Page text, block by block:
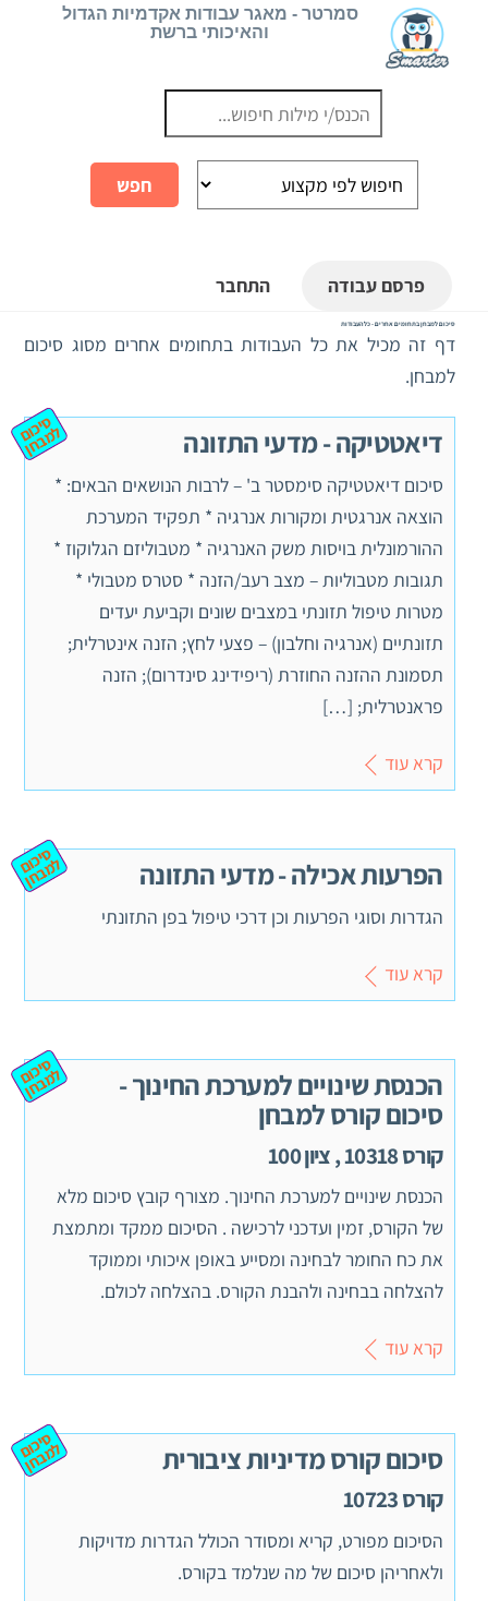
סמרטר - מאגר עבודות אקדמיות הגדול
והאיכותי ברשת
פרסם עבודה התחבר
סיכום למבחן בתחומים אחרים - כל העבודות
דף זה מכיל את כל העבודות בתחומים אחרים מסוג סיכום
למבחן.
דיאטטיקה - מדעי התזונה ס
יכ
ום ל
מ
ב
ח
ן
סיכום דיאטטיקה סימסטר ב' – לרבות הנושאים הבאים: *
הוצאה אנרגטית ומקורות אנרגיה * תפקיד המערכת
ההורמונלית בויסות משק האנרגיה * מטבוליזם הגלוקוז *
תגובות מטבוליות – מצב רעב/הזנה * סטרס מטבולי *
מטרות טיפול תזונתי במצבים שונים וקביעת יעדים
תזונתיים (אנרגיה וחלבון) – פצעי לחץ; הזנה אינטרלית;
תסמונת ההזנה החוזרת (ריפידינג סינדרום); הזנה
פראנטרלית; […]
קרא עוד
הפרעות אכילה - מדעי התזונה ס
יכ
ום ל
מ
ב
ח
ן
הגדרות וסוגי הפרעות וכן דרכי טיפול בפן התזונתי
קרא עוד
הכנסת שינויים למערכת החינוך -
סיכום קורס למבחן
קורס 10318 , ציון 100
ס
יכ
ום ל
מ
ב
ח
ן
הכנסת שינויים למערכת החינוך. מצורף קובץ סיכום מלא
של הקורס, זמין ועדכני לרכישה . הסיכום ממקד ומתמצת
את כח החומר לבחינה ומסייע באופן איכותי וממוקד
להצלחה בבחינה ולהבנת הקורס. בהצלחה לכולם.
קרא עוד
סיכום קורס מדיניות ציבורית
קורס 10723
ס
יכ
ום ל
מ
ב
ח
ן
הסיכום מפורט, קריא ומסודר הכולל הגדרות מדויקות
ולאחריהן סיכום של מה שנלמד בקורס.